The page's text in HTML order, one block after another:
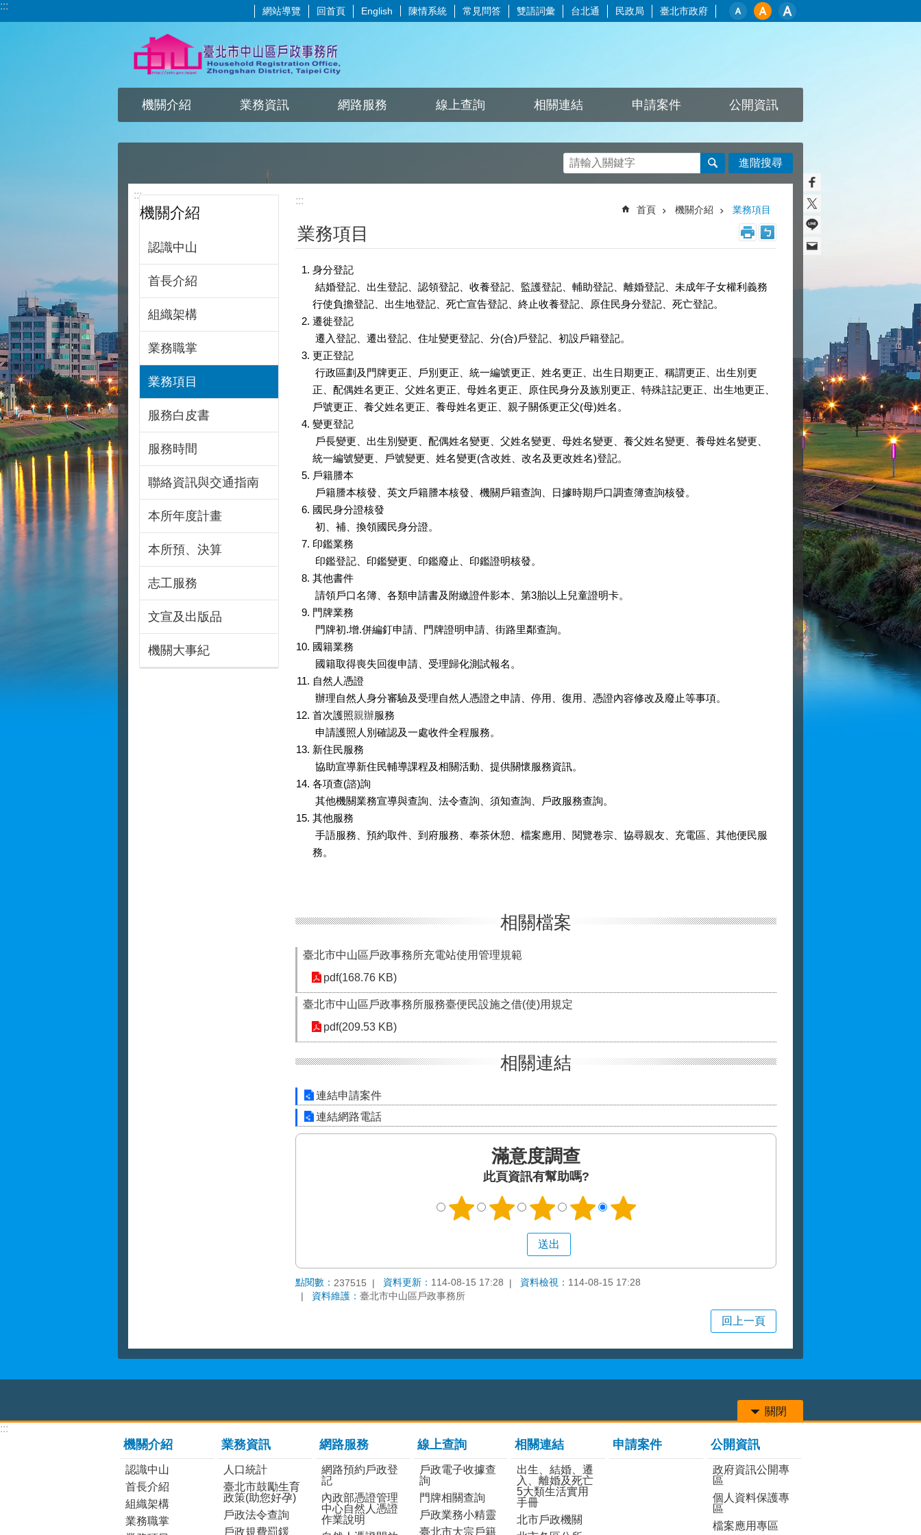
跳到主要內容區塊
::: 網站導覽 回首頁 English 陳情系統 常見問答 雙語詞彙 台北通 民政局 臺北市政府
機關介紹 業務資訊 網路服務 線上查詢 相關連結 申請案件 公開資訊
進階搜尋
:::
機關介紹
認識中山
首長介紹
組織架構
業務職掌
業務項目
服務白皮書
服務時間
聯絡資訊與交通指南
本所年度計畫
本所預、決算
志工服務
文宣及出版品
機關大事紀
:::
首頁 機關介紹 業務項目
業務項目
身分登記
結婚登記、出生登記、認領登記、收養登記、監護登記、輔助登記、離婚登記、未成年子女權利義務
行使負擔登記、出生地登記、死亡宣告登記、終止收養登記、原住民身分登記、死亡登記。
遷徙登記
遷入登記、遷出登記、住址變更登記、分(合)戶登記、初設戶籍登記。
更正登記
行政區劃及門牌更正、戶別更正、統一編號更正、姓名更正、出生日期更正、稱謂更正、出生別更
正、配偶姓名更正、父姓名更正、母姓名更正、原住民身分及族別更正、特殊註記更正、出生地更正、
戶號更正、養父姓名更正、養母姓名更正、親子關係更正父(母)姓名。
變更登記
戶長變更、出生別變更、配偶姓名變更、父姓名變更、母姓名變更、養父姓名變更、養母姓名變更、
統一編號變更、戶號變更、姓名變更(含改姓、改名及更改姓名)登記。
戶籍謄本
戶籍謄本核發、英文戶籍謄本核發、機關戶籍查詢、日據時期戶口調查簿查詢核發。
國民身分證核發
初、補、換領國民身分證。
印鑑業務
印鑑登記、印鑑變更、印鑑廢止、印鑑證明核發。
其他書件
請領戶口名簿、各類申請書及附繳證件影本、第3胎以上兒童證明卡。
門牌業務
門牌初.增.併編釘申請、門牌證明申請、街路里鄰查詢。
國籍業務
國籍取得喪失回復申請、受理歸化測試報名。
自然人憑證
辦理自然人身分審驗及受理自然人憑證之申請、停用、復用、憑證內容修改及廢止等事項。
首次護照親辦服務
申請護照人別確認及一處收件全程服務。
新住民服務
協助宣導新住民輔導課程及相關活動、提供關懷服務資訊。
各項查(諮)詢
其他機關業務宣導與查詢、法令查詢、須知查詢、戶政服務查詢。
其他服務
手語服務、預約取件、到府服務、奉茶休憩、檔案應用、閱覽卷宗、協尋親友、充電區、其他便民服
務。
相關檔案
臺北市中山區戶政事務所充電站使用管理規範
pdf(168.76 KB)
臺北市中山區戶政事務所服務臺便民設施之借(使)用規定
pdf(209.53 KB)
相關連結
連結申請案件
連結網路電話
滿意度調查
此頁資訊有幫助嗎?
點閱數： 237515 資料更新： 114-08-15 17:28 資料檢視： 114-08-15 17:28
資料維護： 臺北市中山區戶政事務所
回上一頁
關閉
:::
機關介紹
認識中山
首長介紹
組織架構
業務職掌
業務資訊
人口統計
臺北市鼓勵生育
政策(助您好孕)
戶政法令查詢
戶政規費罰鍰
網路服務
網路預約戶政登
記
內政部憑證管理
中心自然人憑證
作業說明
線上查詢
戶政電子收據查
詢
門牌相關查詢
戶政業務小精靈
臺北市大宗戶籍
相關連結
出生、結婚、遷
入、離婚及死亡
5大類生活實用
手冊
北市戶政機關
申請案件 公開資訊
政府資訊公開專
區
個人資料保護專
區
檔案應用專區